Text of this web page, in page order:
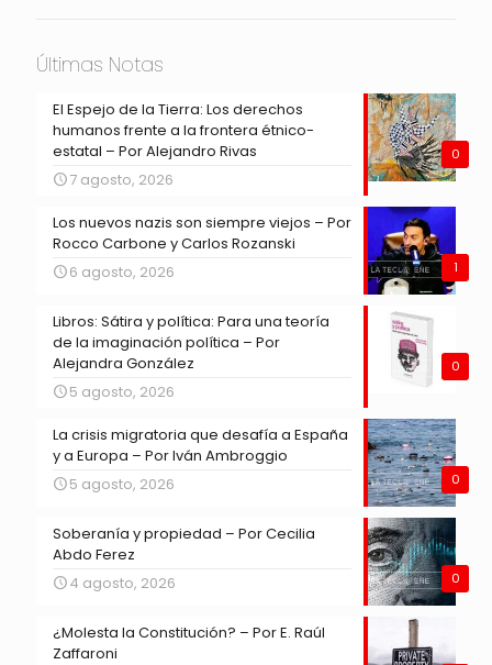
Últimas Notas
0
El Espejo de la Tierra: Los derechos
humanos frente a la frontera étnico-
estatal – Por Alejandro Rivas
7 agosto, 2026
1
Los nuevos nazis son siempre viejos – Por
Rocco Carbone y Carlos Rozanski
6 agosto, 2026
0
Libros: Sátira y política: Para una teoría
de la imaginación política – Por
Alejandra González
5 agosto, 2026
0
La crisis migratoria que desafía a España
y a Europa – Por Iván Ambroggio
5 agosto, 2026
0
Soberanía y propiedad – Por Cecilia
Abdo Ferez
4 agosto, 2026
¿Molesta la Constitución? – Por E. Raúl
Zaffaroni